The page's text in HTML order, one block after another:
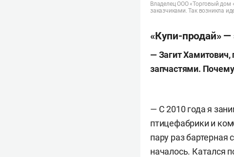
Владелец ООО «Торговый дом
заказчиками. Так возникла
«Купи-продай» —
— Загит
запчастями.
— С 2010 года я
птицефабрики и
пару раз
началось. Катался